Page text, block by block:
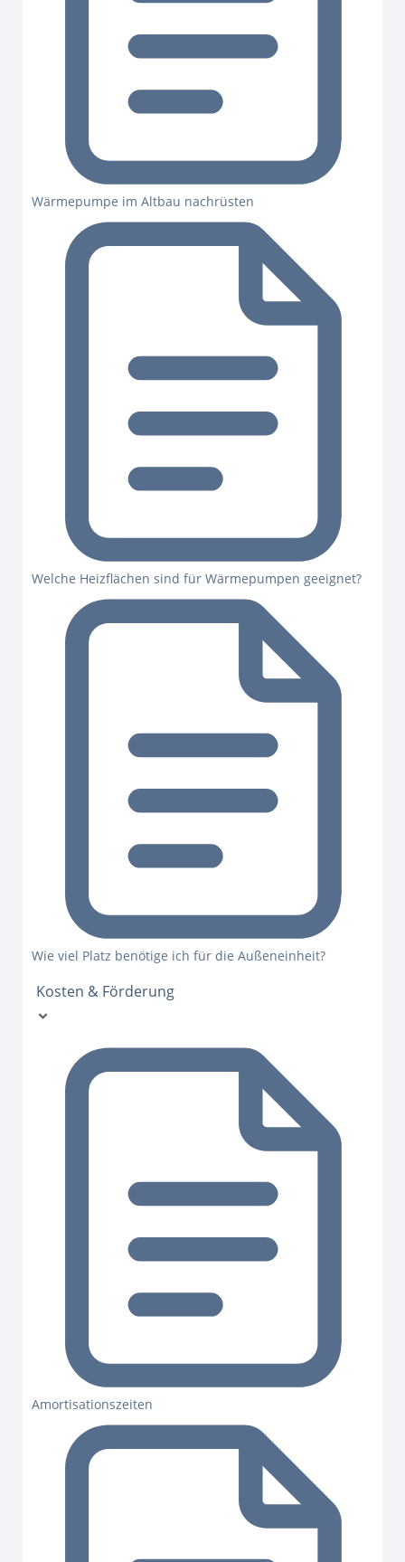
Wärmepumpe im Altbau nachrüsten
Welche Heizflächen sind für Wärmepumpen geeignet?
Wie viel Platz benötige ich für die Außeneinheit?
Kosten & Förderung
Amortisationszeiten